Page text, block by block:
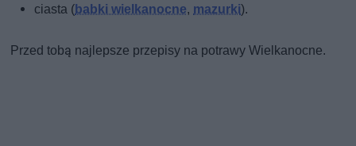
ciasta (babki wielkanocne, mazurki).
Przed tobą najlepsze przepisy na potrawy Wielkanocne.